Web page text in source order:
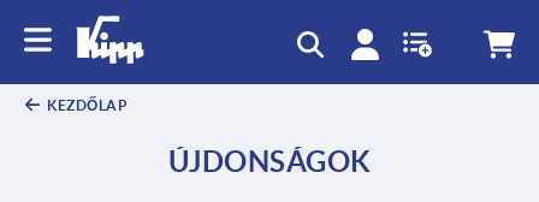
KEZDŐLAP
ÚJDONSÁGOK